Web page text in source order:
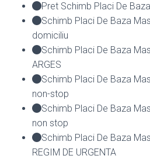
Pret Schimb Placi De
Schimb Placi De Baza
domiciliu
Schimb Placi De Baza
ARGES
Schimb Placi De Baza
non-stop
Schimb Placi De Baza
non stop
Schimb Placi De Baza
REGIM DE URGENTA